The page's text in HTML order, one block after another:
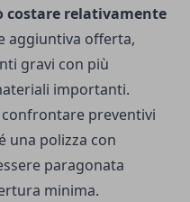
costare relativamente
aggiuntiva offerta,
gravi con più
importanti.
preventivi
una polizza con
paragonata
minima.